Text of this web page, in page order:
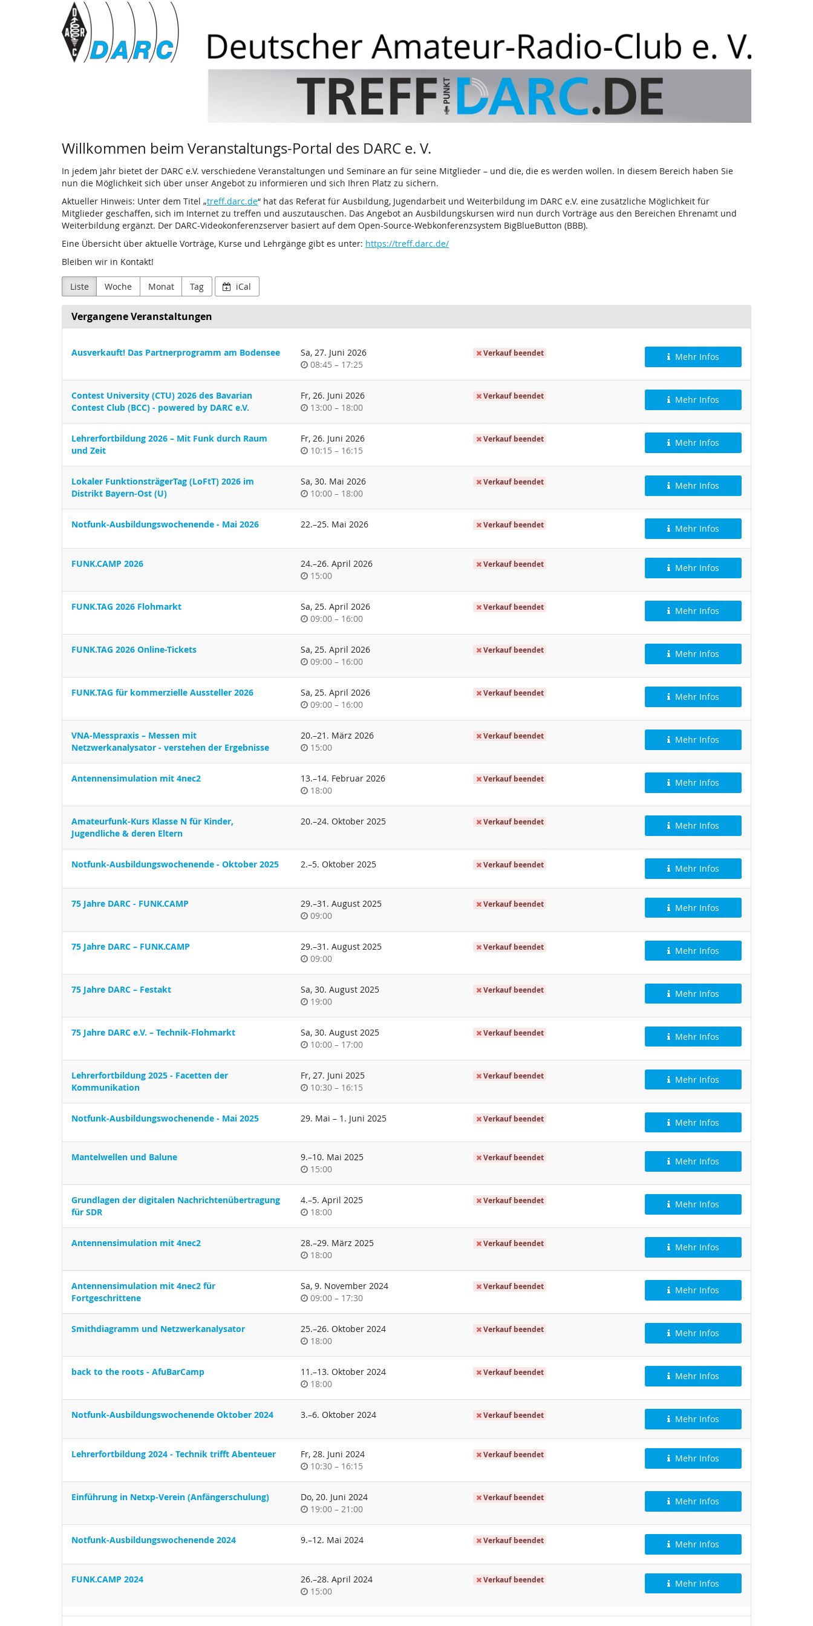
Deutscher
Amateur-
Radio-
Willkommen beim Veranstaltungs-Portal des DARC e. V.
In jedem Jahr bietet der DARC e.V. verschiedene Veranstaltungen und Seminare an für seine Mitglieder – und die, die es werden wollen. In diesem Bereich haben Sie
nun die Möglichkeit sich über unser Angebot zu informieren und sich Ihren Platz zu sichern.
Aktueller Hinweis: Unter dem Titel „treff.darc.de“ hat das Referat für Ausbildung, Jugendarbeit und Weiterbildung im DARC e.V. eine zusätzliche Möglichkeit für
Mitglieder geschaffen, sich im Internet zu treffen und auszutauschen. Das Angebot an Ausbildungskursen wird nun durch Vorträge aus den Bereichen Ehrenamt und
Weiterbildung ergänzt. Der DARC-Videokonferenzserver basiert auf dem Open-Source-Webkonferenzsystem BigBlueButton (BBB).
Eine Übersicht über aktuelle Vorträge, Kurse und Lehrgänge gibt es unter: https://treff.darc.de/
Bleiben wir in Kontakt!
Liste Woche Monat Tag iCal
Vergangene Veranstaltungen
Ausverkauft! Das Partnerprogramm am Bodensee
Sa, 27. Juni 2026
Uhrzeit
08:45 –bis
17:25
Verkauf beendet Mehr Infos
Contest University (CTU) 2026 des Bavarian
Contest Club (BCC) - powered by DARC e.V.
Fr, 26. Juni 2026
Uhrzeit
13:00 –bis
18:00
Verkauf beendet Mehr Infos
Lehrerfortbildung 2026 – Mit Funk durch Raum
und Zeit
Fr, 26. Juni 2026
Uhrzeit
10:15 –bis
16:15
Verkauf beendet Mehr Infos
Lokaler FunktionsträgerTag (LoFtT) 2026 im
Distrikt Bayern-Ost (U)
Sa, 30. Mai 2026
Uhrzeit
10:00 –bis
18:00
Verkauf beendet Mehr Infos
Notfunk-Ausbildungswochenende - Mai 2026 22.–bis
25. Mai 2026 Verkauf beendet Mehr Infos
FUNK.CAMP 2026 24.–bis
26. April 2026
Uhrzeit
15:00
Verkauf beendet Mehr Infos
FUNK.TAG 2026 Flohmarkt
Sa, 25. April 2026
Uhrzeit
09:00 –bis
16:00
Verkauf beendet Mehr Infos
FUNK.TAG 2026 Online-Tickets
Sa, 25. April 2026
Uhrzeit
09:00 –bis
16:00
Verkauf beendet Mehr Infos
FUNK.TAG für kommerzielle Aussteller 2026
Sa, 25. April 2026
Uhrzeit
09:00 –bis
16:00
Verkauf beendet Mehr Infos
VNA-Messpraxis – Messen mit
Netzwerkanalysator - verstehen der Ergebnisse
20.–bis
21. März 2026
Uhrzeit
15:00
Verkauf beendet Mehr Infos
Antennensimulation mit 4nec2 13.–bis
14. Februar 2026
Uhrzeit
18:00
Verkauf beendet Mehr Infos
Amateurfunk-Kurs Klasse N für Kinder,
Jugendliche & deren Eltern
20.–bis
24. Oktober 2025 Verkauf beendet Mehr Infos
Notfunk-Ausbildungswochenende - Oktober 2025 2.–bis
5. Oktober 2025 Verkauf beendet Mehr Infos
75 Jahre DARC - FUNK.CAMP 29.–bis
31. August 2025
Uhrzeit
09:00
Verkauf beendet Mehr Infos
75 Jahre DARC – FUNK.CAMP 29.–bis
31. August 2025
Uhrzeit
09:00
Verkauf beendet Mehr Infos
75 Jahre DARC – Festakt
Sa, 30. August 2025
Uhrzeit
19:00
Verkauf beendet Mehr Infos
75 Jahre DARC e.V. – Technik-Flohmarkt
Sa, 30. August 2025
Uhrzeit
10:00 –bis
17:00
Verkauf beendet Mehr Infos
Lehrerfortbildung 2025 - Facetten der
Kommunikation
Fr, 27. Juni 2025
Uhrzeit
10:30 –bis
16:15
Verkauf beendet Mehr Infos
Notfunk-Ausbildungswochenende - Mai 2025 29. Mai –bis1. Juni 2025 Verkauf beendet Mehr Infos
Mantelwellen und Balune 9.–bis
10. Mai 2025
Uhrzeit
15:00
Verkauf beendet Mehr Infos
Grundlagen der digitalen Nachrichtenübertragung
für SDR
4.–bis
5. April 2025
Uhrzeit
18:00
Verkauf beendet Mehr Infos
Antennensimulation mit 4nec2 28.–bis
29. März 2025
Uhrzeit
18:00
Verkauf beendet Mehr Infos
Antennensimulation mit 4nec2 für
Fortgeschrittene
Sa, 9. November 2024
Uhrzeit
09:00 –bis
17:30
Verkauf beendet Mehr Infos
Smithdiagramm und Netzwerkanalysator 25.–bis
26. Oktober 2024
Uhrzeit
18:00
Verkauf beendet Mehr Infos
back to the roots - AfuBarCamp 11.–bis
13. Oktober 2024
Uhrzeit
18:00
Verkauf beendet Mehr Infos
Notfunk-Ausbildungswochenende Oktober 2024 3.–bis
6. Oktober 2024 Verkauf beendet Mehr Infos
Lehrerfortbildung 2024 - Technik trifft Abenteuer
Fr, 28. Juni 2024
Uhrzeit
10:30 –bis
16:15
Verkauf beendet Mehr Infos
Einführung in Netxp-Verein (Anfängerschulung)
Do, 20. Juni 2024
Uhrzeit
19:00 –bis
21:00
Verkauf beendet Mehr Infos
Notfunk-Ausbildungswochenende 2024 9.–bis
12. Mai 2024 Verkauf beendet Mehr Infos
FUNK.CAMP 2024 26.–bis
28. April 2024
Uhrzeit
15:00
Verkauf beendet Mehr Infos